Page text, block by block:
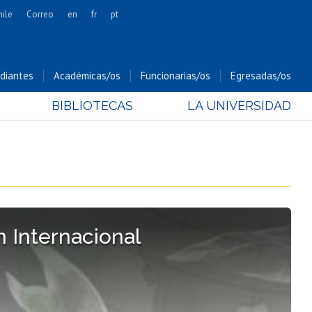
Cs. Forestales y Conservación
Cs. Sociales
Bachillerato
Hospital Clínico
Correo en fr pt
Académicas/os Funcionarias/os Egresadas/os
BIBLIOTECAS LA UNIVERSIDAD
Internacional